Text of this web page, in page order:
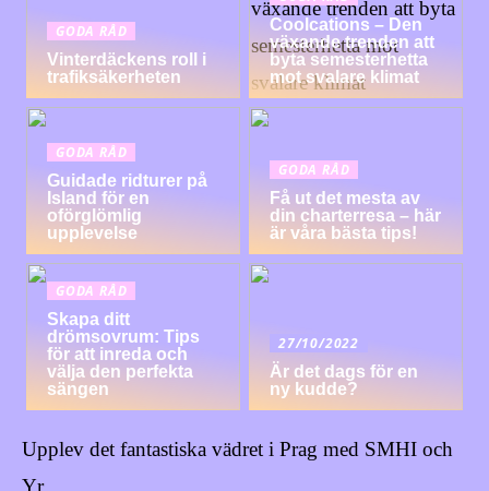
GODA RÅD
Vinterdäckens roll i
trafiksäkerheten
Coolcations – Den
växande trenden att
byta semesterhetta
mot svalare klimat
GODA RÅD
Guidade ridturer på
Island för en
oförglömlig
upplevelse
GODA RÅD
Få ut det mesta av
din charterresa – här
är våra bästa tips!
GODA RÅD
Skapa ditt
drömsovrum: Tips
för att inreda och
välja den perfekta
sängen
27/10/2022
Är det dags för en
ny kudde?
Upplev det fantastiska vädret i Prag med SMHI och